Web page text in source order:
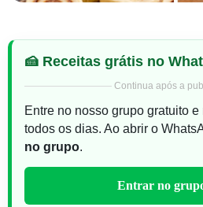
🍰 Receitas grátis no
Continua após a
Entre no nosso grupo gratuito
todos os dias. Ao abrir o
no grupo.
Entrar no